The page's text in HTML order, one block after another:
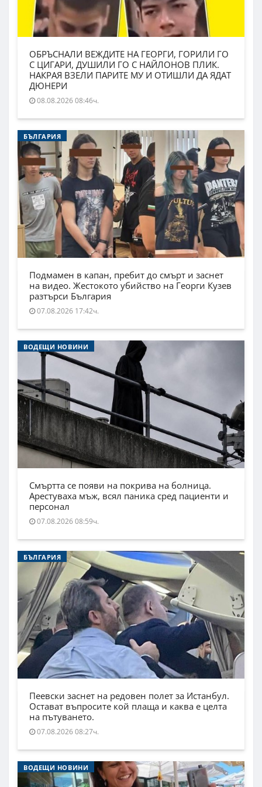
ОБРЪСНАЛИ ВЕЖДИТЕ НА ГЕОРГИ, ГОРИЛИ ГО
С ЦИГАРИ, ДУШИЛИ ГО С НАЙЛОНОВ ПЛИК.
НАКРАЯ ВЗЕЛИ ПАРИТЕ МУ И ОТИШЛИ ДА ЯДАТ
ДЮНЕРИ
08.08.2026 08:46ч.
БЪЛГАРИЯ
Подмамен в капан, пребит до смърт и заснет
на видео. Жестокото убийство на Георги Кузев
разтърси България
07.08.2026 17:42ч.
ВОДЕЩИ НОВИНИ
Смъртта се появи на покрива на болница.
Арестуваха мъж, всял паника сред пациенти и
персонал
07.08.2026 08:59ч.
БЪЛГАРИЯ
Пеевски заснет на редовен полет за Истанбул.
Остават въпросите кой плаща и каква е целта
на пътуването.
07.08.2026 08:27ч.
ВОДЕЩИ НОВИНИ